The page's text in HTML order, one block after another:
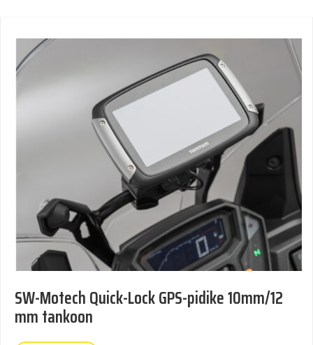
SW-Motech Quick-Lock GPS-pidike 10mm/12
mm tankoon